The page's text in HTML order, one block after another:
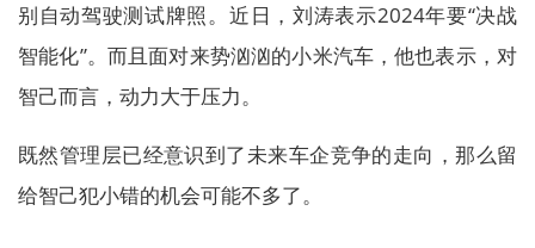
别自动驾驶测试牌照。近日，刘涛表示2024年要“决战
智能化”。而且面对来势汹汹的小米汽车，他也表示，对
智己而言，动力大于压力。
既然管理层已经意识到了未来车企竞争的走向，那么留
给智己犯小错的机会可能不多了。